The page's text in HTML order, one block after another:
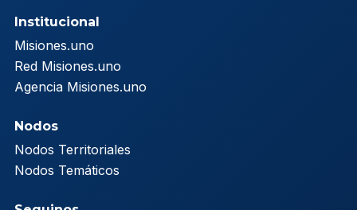
Institucional
Misiones.uno
Red Misiones.uno
Agencia Misiones.uno
Nodos
Nodos Territoriales
Nodos Temáticos